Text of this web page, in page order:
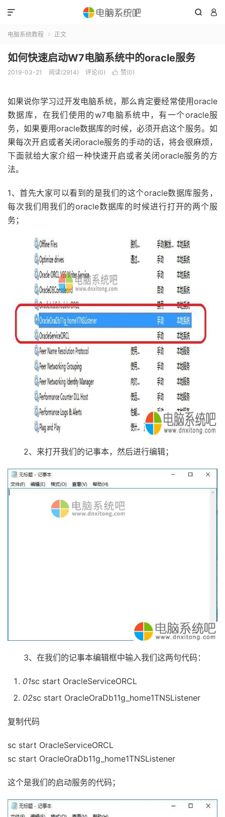
 

电脑系统教程  正文
如何快速启动W7电脑系统中的oracle服务
2019-03-21 阅读(2914) 评论(0)  赞(0)
如果说你学习过开发电脑系统，那么肯定要经常使用oracle
数据库，在我们使用的w7电脑系统中，有一个oracle服
务，如果要用oracle数据库的时候，必须开启这个服务。如
果每次开启或者关闭oracle服务的手动的话，将会很麻烦，
下面就给大家介绍一种快速开启或者关闭oracle服务的方
法。
1、首先大家可以看到的是我们的这个oracle数据库服务，
每次我们用我们的oracle数据库的时候进行打开的两个服
务；
2、来打开我们的记事本，然后进行编辑；
3、在我们的记事本编辑框中输入我们这两句代码：
01sc start OracleServiceORCL
02sc start OracleOraDb11g_home1TNSListener
复制代码
sc start OracleServiceORCL
sc start OracleOraDb11g_home1TNSListener
这个是我们的启动服务的代码；